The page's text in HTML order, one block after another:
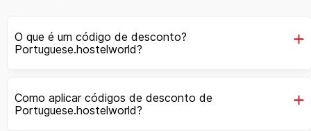
O que é um código de desconto?
Portuguese.hostelworld?
Como aplicar códigos de desconto de
Portuguese.hostelworld?